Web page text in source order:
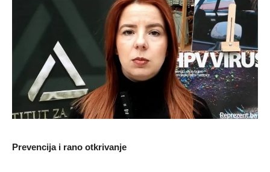
Prevencija i rano otkrivanje